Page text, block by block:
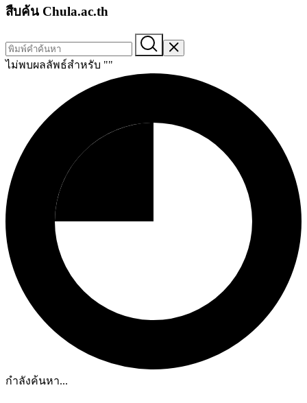
สืบค้น Chula.ac.th
ไม่พบผลลัพธ์สำหรับ ""
กำลังค้นหา...